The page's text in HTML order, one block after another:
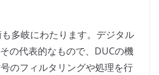
多岐にわたります。デジタル
の代表的なもので、DUCの機
のフィルタリングや処理を行